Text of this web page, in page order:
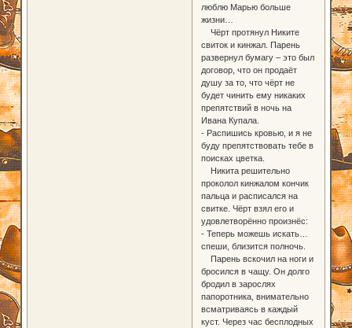
люблю Марью больше
жизни…
Чёрт протянул Никите
свиток и кинжал. Парень
развернул бумагу – это был
договор, что он продаёт
душу за то, что чёрт не
будет чинить ему никаких
препятствий в ночь на
Ивана Купала.
- Распишись кровью, и я не
буду препятствовать тебе в
поисках цветка.
Никита решительно
проколол кинжалом кончик
пальца и расписался на
свитке. Чёрт взял его и
удовлетворённо произнёс:
- Теперь можешь искать…
спеши, близится полночь.
Парень вскочил на ноги и
бросился в чащу. Он долго
бродил в зарослях
папоротника, внимательно
всматриваясь в каждый
куст. Через час бесплодных